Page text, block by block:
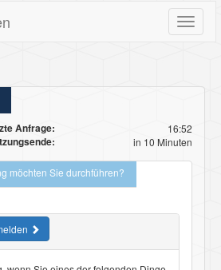
Toggle
Anfrage: 16:52
in 10 Minuten
möchten Sie durchführen?